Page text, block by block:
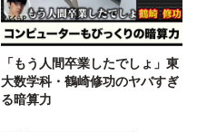
「もう人間卒業したでしょ」東
大数学科・鶴崎修功のヤバすぎ
る暗算力